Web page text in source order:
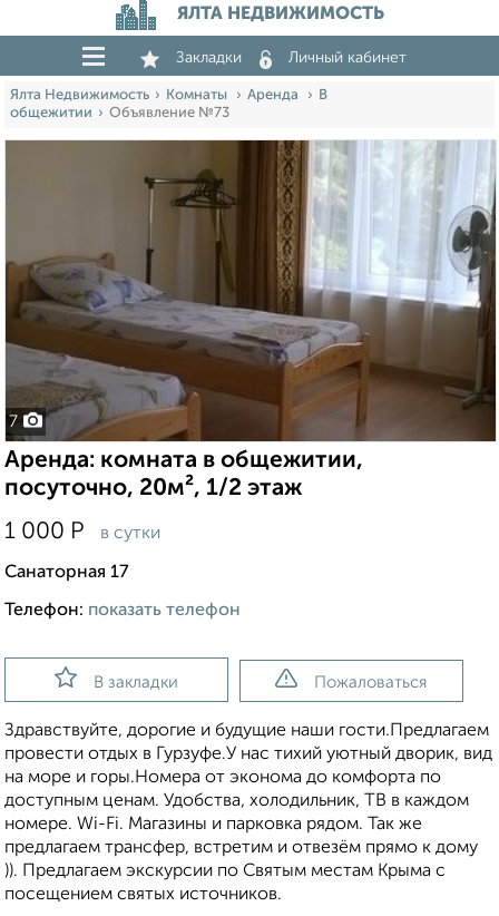
ЯЛТА НЕДВИЖИМОСТЬ
Закладки Личный кабинет
Ялта Недвижимость Комнаты Аренда
В
общежитии
Объявление №73
7
Аренда: комната в общежитии,
посуточно, 20м², 1/2 этаж
1 000 Р в сутки
Санаторная 17
Телефон: показать телефон
В закладки Пожаловаться
Здравствуйте, дорогие и будущие наши гости.Предлагаем
провести отдых в Гурзуфе.У нас тихий уютный дворик, вид
на море и горы.Номера от эконома до комфорта по
доступным ценам. Удобства, холодильник, ТВ в каждом
номере. Wi-Fi. Магазины и парковка рядом. Так же
предлагаем трансфер, встретим и отвезём прямо к дому
)). Предлагаем экскурсии по Святым местам Крыма с
посещением святых источников.